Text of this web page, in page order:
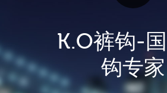
K.O裤钩-
钩专家